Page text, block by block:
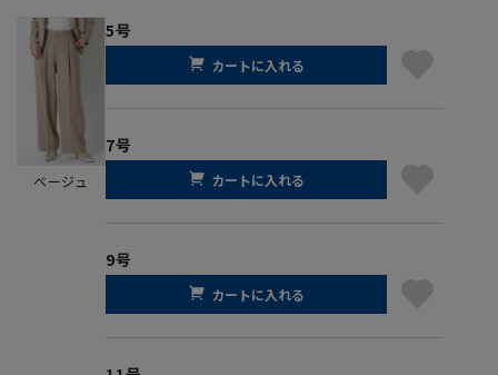
ベージュ
5号
カートに入れる
7号
カートに入れる
9号
カートに入れる